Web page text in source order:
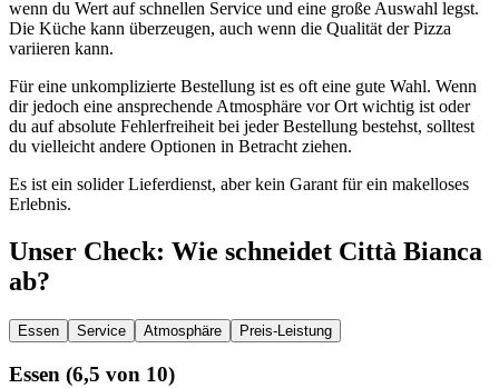
wenn du Wert auf schnellen Service und eine große Auswahl legst.
Die Küche kann überzeugen, auch wenn die Qualität der Pizza
variieren kann.
Für eine unkomplizierte Bestellung ist es oft eine gute Wahl. Wenn
dir jedoch eine ansprechende Atmosphäre vor Ort wichtig ist oder
du auf absolute Fehlerfreiheit bei jeder Bestellung bestehst, solltest
du vielleicht andere Optionen in Betracht ziehen.
Es ist ein solider Lieferdienst, aber kein Garant für ein makelloses
Erlebnis.
Unser Check: Wie schneidet Città Bianca
ab?
Essen Service Atmosphäre Preis-Leistung
Essen (6,5 von 10)